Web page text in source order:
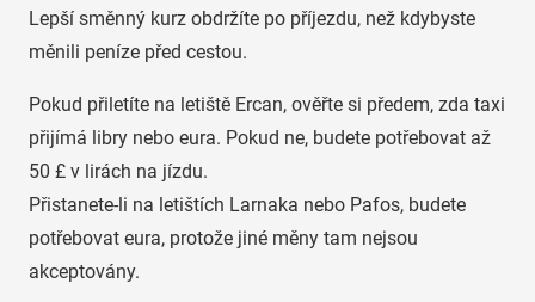
Lepší směnný kurz obdržíte po příjezdu, než kdybyste
měnili peníze před cestou.
Pokud přiletíte na letiště Ercan, ověřte si předem, zda taxi
přijímá libry nebo eura. Pokud ne, budete potřebovat až
50 £ v lirách na jízdu.
Přistanete-li na letištích Larnaka nebo Pafos, budete
potřebovat eura, protože jiné měny tam nejsou
akceptovány.